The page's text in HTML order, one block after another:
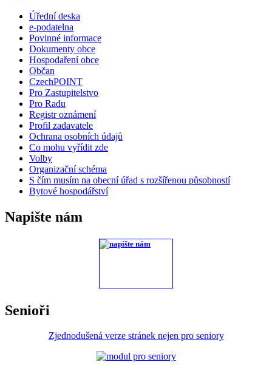
Úřední deska
e-podatelna
Povinné informace
Dokumenty obce
Hospodaření obce
Občan
CzechPOINT
Pro Zastupitelstvo
Pro Radu
Registr oznámení
Profil zadavatele
Ochrana osobních údajů
Co mohu vyřídit zde
Volby
Organizační schéma
S čím musím na obecní úřad s rozšířenou působností
Bytové hospodářství
Napište nám
Senioři
Zjednodušená verze stránek nejen pro seniory